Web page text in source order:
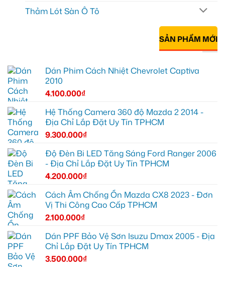
Thảm Lót Sàn Ô Tô
SẢN PHẨM MỚI
Dán Phim Cách Nhiệt Chevrolet Captiva
2010
4.100.000₫
Hệ Thống Camera 360 độ Mazda 2 2014 -
Địa Chỉ Lắp Đặt Uy Tín TPHCM
9.300.000₫
Độ Đèn Bi LED Tăng Sáng Ford Ranger 2006
- Địa Chỉ Lắp Đặt Uy Tín TPHCM
4.200.000₫
Cách Âm Chống Ồn Mazda CX8 2023 - Đơn
Vị Thi Công Cao Cấp TPHCM
2.100.000₫
Dán PPF Bảo Vệ Sơn Isuzu Dmax 2005 - Địa
Chỉ Lắp Đặt Uy Tín TPHCM
3.500.000₫